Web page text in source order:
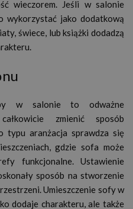
wieczorem. Jeśli w salonie
wykorzystać jako dodatkową
świece, lub książki dodadzą
w salonie to odważne
zmienić sposób
typu aranżacja sprawdza się
gdzie sofa może
funkcjonalne. Ustawienie
sposób na stworzenie
Umieszczenie sofy w
dodaje charakteru, ale także